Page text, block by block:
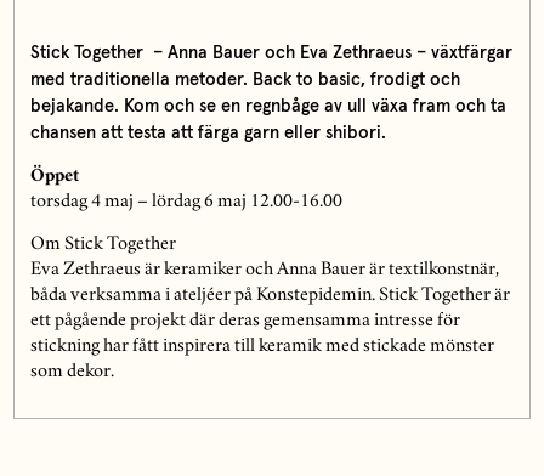
Stick Together – Anna Bauer och Eva Zethraeus – växtfärgar
med traditionella metoder. Back to basic, frodigt och
bejakande. Kom och se en regnbåge av ull växa fram och ta
chansen att testa att färga garn eller shibori.
Öppet
torsdag 4 maj – lördag 6 maj 12.00-16.00
Om Stick Together
Eva Zethraeus är keramiker och Anna Bauer är textilkonstnär,
båda verksamma i ateljéer på Konstepidemin. Stick Together är
ett pågående projekt där deras gemensamma intresse för
stickning har fått inspirera till keramik med stickade mönster
som dekor.